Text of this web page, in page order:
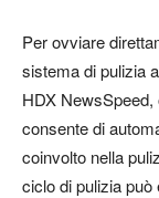
Per ovviare
sistema di pulizia
HDX
consente di
coinvolto nella
ciclo di pulizia